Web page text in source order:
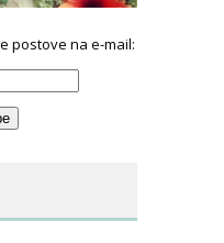
postove na e-mail: